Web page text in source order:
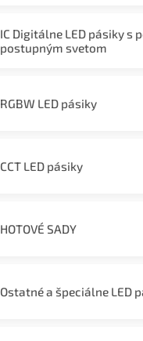
IC Digitálne LED pásiky s
postupným svetom
RGBW LED pásiky
CCT LED pásiky
HOTOVÉ SADY
Ostatné a špeciálne LED